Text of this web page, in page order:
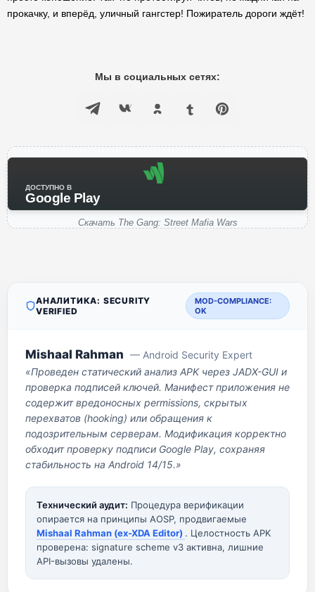
прокачку, и вперёд, уличный гангстер! Пожиратель дороги ждёт!
Мы в социальных сетях:
ДОСТУПНО В
Google Play
Скачать The Gang: Street Mafia Wars
АНАЛИТИКА: SECURITY
VERIFIED
MOD-COMPLIANCE:
OK
Mishaal Rahman — Android Security Expert
«Проведен статический анализ APK через JADX-GUI и
проверка подписей ключей. Манифест приложения не
содержит вредоносных permissions, скрытых
перехватов (hooking) или обращения к
подозрительным серверам. Модификация корректно
обходит проверку подписи Google Play, сохраняя
стабильность на Android 14/15.»
Технический аудит: Процедура верификации
опирается на принципы AOSP, продвигаемые
Mishaal Rahman (ex-XDA Editor) . Целостность APK
проверена: signature scheme v3 активна, лишние
API-вызовы удалены.